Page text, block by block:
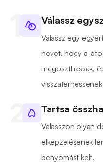
Válassz
Válassz egy
nevet, hogy a
megoszthassák,
visszatérhessenek.
Tartsa
Válasszon olyan
elképzelésének
benyomást kelt.